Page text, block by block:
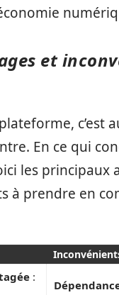
et
c’est
En ce qui
les principaux
à prendre en
: